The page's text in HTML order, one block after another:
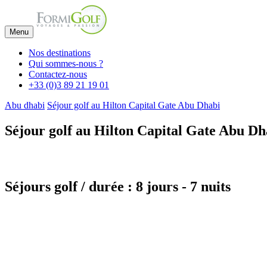
Menu
Nos destinations
Qui sommes-nous ?
Contactez-nous
+33 (0)3 89 21 19 01
Abu dhabi Séjour golf au Hilton Capital Gate Abu Dhabi
Séjour golf au Hilton Capital Gate Abu
Séjours golf / durée : 8 jours - 7 nuits